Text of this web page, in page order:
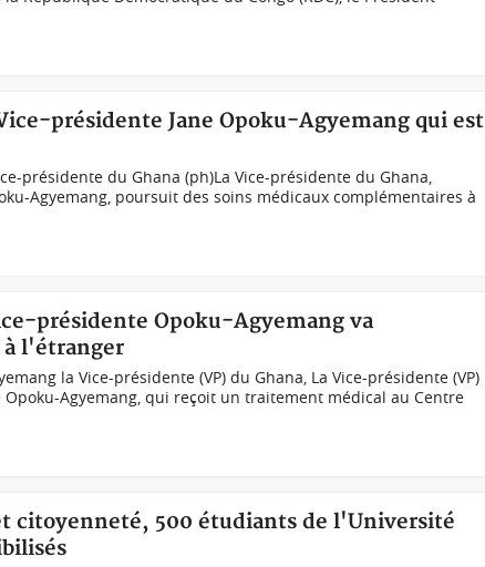
présidente Jane Opoku-Agyemang qui est
présidente du Ghana (ph)La Vice-présidente du Ghana,
Agyemang, poursuit des soins médicaux complémentaires à
présidente Opoku-Agyemang va
à l'étranger
la Vice-présidente (VP) du Ghana, La Vice-présidente (VP)
Opoku-Agyemang, qui reçoit un traitement médical au Centre
citoyenneté, 500 étudiants de l'Université